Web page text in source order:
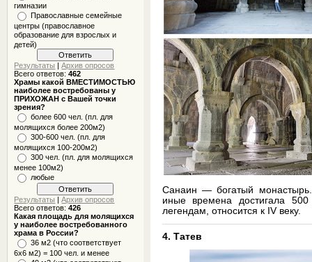
гимназии
Православные семейные
центры (православное
образование для взрослых и
детей)
Результаты |Архив опросов
Всего ответов:462
Храмы какой ВМЕСТИМОСТЬЮ
наиболее востребованы у
ПРИХОЖАН с Вашей точки
зрения?
более 600 чел. (пл. для
молящихся более 200м2)
300-600 чел. (пл. для
молящихся 100-200м2)
300 чел. (пл. для молящихся
менее 100м2)
любые
Результаты |Архив опросов
Всего ответов:426
Какая площадь для молящихся
у наиболее востребованного
храма в России?
36 м2 (что соответствует
6x6 м2) = 100 чел. и менее
Санаин — богатый монастырь.
иные времена достигала
легендам, относится к IV веку.
4. Татев